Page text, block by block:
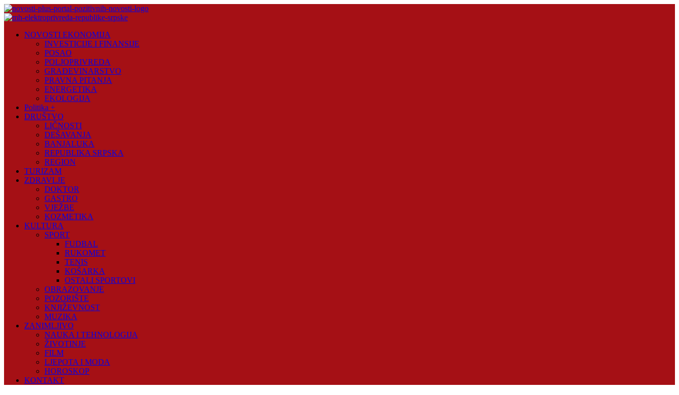
Skip
to
Plus
NOVOSTI EKONOMIJA
INVESTICIJE I FINANSIJE
POSAO
POLJOPRIVREDA
GRAĐEVINARSTVO
PRAVNA PITANJA
ENERGETIKA
EKOLOGIJA
Politika +
DRUŠTVO
LIČNOSTI
DEŠAVANJA
BANJALUKA
REPUBLIKA SRPSKA
REGION
TURIZAM
ZDRAVLJE
DOKTOR
GASTRO
VJEŽBE
KOZMETIKA
KULTURA
SPORT
FUDBAL
RUKOMET
TENIS
KOŠARKA
OSTALI SPORTOVI
OBRAZOVANJE
POZORIŠTE
KNJIŽEVNOST
MUZIKA
ZANIMLJIVO
NAUKA I TEHNOLOGIJA
ŽIVOTINJE
FILM
LJEPOTA I MODA
HOROSKOP
KONTAKT